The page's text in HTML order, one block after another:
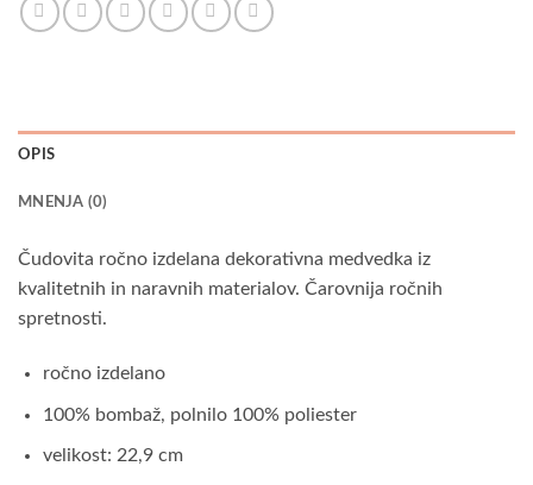
OPIS
MNENJA (0)
Čudovita ročno izdelana dekorativna medvedka iz
kvalitetnih in naravnih materialov. Čarovnija ročnih
spretnosti.
ročno izdelano
100% bombaž, polnilo 100% poliester
velikost: 22,9 cm